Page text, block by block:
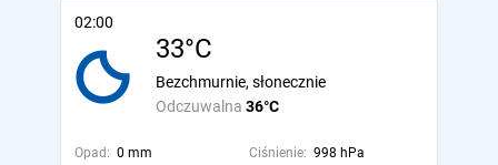
02:00
33°C
Odczuwalna 36°C
Bezchmurnie, słonecznie
Opad: 0 mm Ciśnienie: 998 hPa